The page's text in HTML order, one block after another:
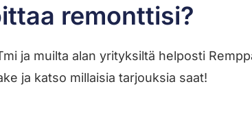
remonttisi?
ja muilta alan yrityksiltä helposti
ja katso millaisia tarjouksia saat!